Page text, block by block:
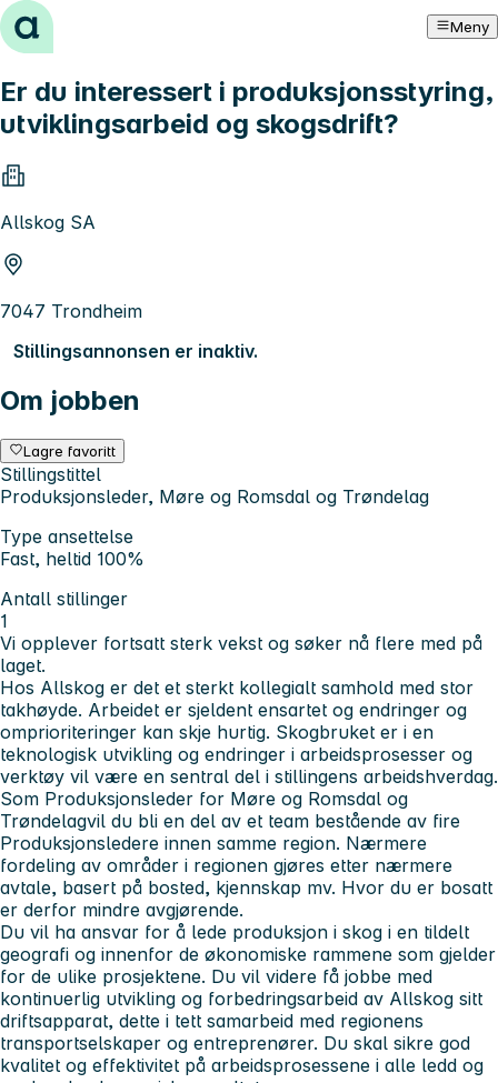
Hopp til innhold Meny
Er du interessert i produksjonsstyring,
utviklingsarbeid og skogsdrift?
Allskog SA
7047 Trondheim
Stillingsannonsen er inaktiv.
Om jobben
Lagre favoritt
Stillingstittel
Produksjonsleder, Møre og Romsdal og Trøndelag
Type ansettelse
Fast, heltid 100%
Antall stillinger
1
Vi opplever fortsatt sterk vekst og søker nå flere med på
laget.
Hos Allskog er det et sterkt kollegialt samhold med stor
takhøyde. Arbeidet er sjeldent ensartet og endringer og
omprioriteringer kan skje hurtig. Skogbruket er i en
teknologisk utvikling og endringer i arbeidsprosesser og
verktøy vil være en sentral del i stillingens arbeidshverdag.
Som Produksjonsleder for Møre og Romsdal og
Trøndelagvil du bli en del av et team bestående av fire
Produksjonsledere innen samme region. Nærmere
fordeling av områder i regionen gjøres etter nærmere
avtale, basert på bosted, kjennskap mv. Hvor du er bosatt
er derfor mindre avgjørende.
Du vil ha ansvar for å lede produksjon i skog i en tildelt
geografi og innenfor de økonomiske rammene som gjelder
for de ulike prosjektene. Du vil videre få jobbe med
kontinuerlig utvikling og forbedringsarbeid av Allskog sitt
driftsapparat, dette i tett samarbeid med regionens
transportselskaper og entreprenører. Du skal sikre god
kvalitet og effektivitet på arbeidsprosessene i alle ledd og